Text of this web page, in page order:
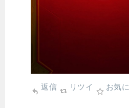
返信 リツイ お気に